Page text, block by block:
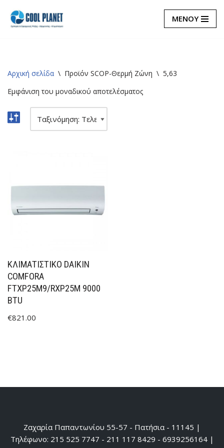
Μεταπηδήστε
ΜΕΝΟΥ
Αρχική σελίδα \ Προϊόν SCOP-Θερμή Ζώνη \ 5,63
Εμφάνιση του μοναδικού αποτελέσματος
ΚΛΙΜΑΤΙΣΤΙΚΟ DAIKIN
COMFORA
FTXP25M9/RXP25M 9000
BTU
€821.00
Ζαχαρία Παπαντωνίου 55-57 - Πατήσια - 11145 |
Τηλέφωνο: 215 525 7747 - 211 117 8429 - 6939256164 |